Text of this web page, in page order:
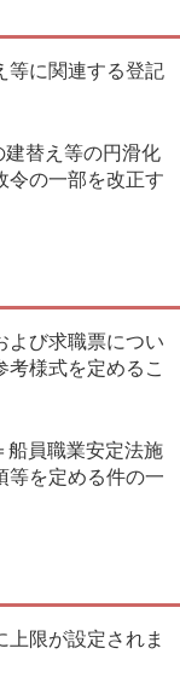
等に関連する登記
建替え等の円滑化
令の一部を改正す
び求職票につい
考様式を定めるこ
船員職業安定法施
等を定める件の一
限が設定されま